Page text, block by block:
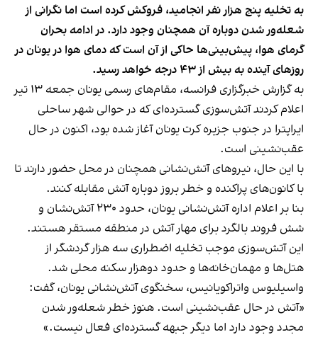
به تخلیه پنج‌ هزار نفر انجامید، فروکش کرده است اما نگرانی از
شعله‌ور شدن دوباره آن همچنان وجود دارد. در ادامه بحران
گرمای هوا، پیش‌بینی‌ها حاکی از آن است که دمای هوا در یونان در
روزهای آینده به بیش از ۴۳ درجه خواهد رسید.
به گزارش خبرگزاری فرانسه، مقام‌های رسمی یونان جمعه ۱۳ تیر
اعلام کردند آتش‌سوزی گسترده‌ای که در حوالی شهر ساحلی
ایراپترا در جنوب جزیره کرت یونان آغاز شده بود، اکنون در حال
عقب‌نشینی است.
با این حال، نیروهای آتش‌نشانی همچنان در محل حضور دارند تا
با کانون‌های پراکنده و خطر بروز دوباره آتش مقابله کنند.
بنا بر اعلام اداره آتش‌نشانی یونان، حدود ۲۳۰ آتش‌نشان و
شش فروند بالگرد برای مهار آتش در منطقه مستقر هستند.
این آتش‌سوزی موجب تخلیه اضطراری سه هزار گردشگر از
هتل‌ها و مهمان‌خانه‌ها و حدود دوهزار سکنه محلی شد.
واسیلیوس واتراکویانیس، سخنگوی آتش‌نشانی یونان، گفت:
«آتش در حال عقب‌نشینی است. هنوز خطر شعله‌ور شدن
مجدد وجود دارد اما دیگر جبهه گسترده‌ای فعال نیست.»